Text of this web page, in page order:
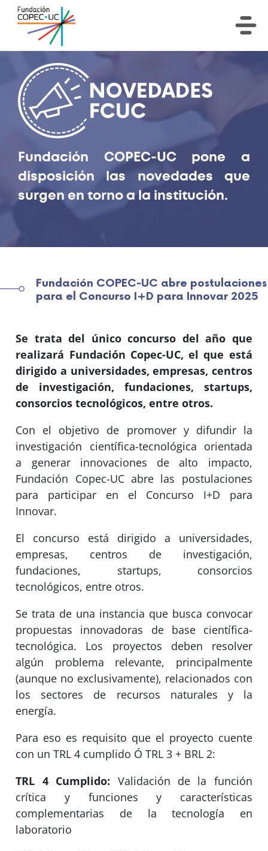
Fundación COPEC-UC pone a
disposición las novedades que
surgen en torno a la institución.
Fundación COPEC-UC abre postulaciones
para el Concurso I+D para Innovar 2025
Se trata del único concurso del año que
realizará Fundación Copec-UC, el que está
dirigido a universidades, empresas, centros
de investigación, fundaciones, startups,
consorcios tecnológicos, entre otros.
Con el objetivo de promover y difundir la
investigación científica-tecnológica orientada
a generar innovaciones de alto impacto,
Fundación Copec-UC abre las postulaciones
para participar en el Concurso I+D para
Innovar.
El concurso está dirigido a universidades,
empresas, centros de investigación,
fundaciones, startups, consorcios
tecnológicos, entre otros.
Se trata de una instancia que busca convocar
propuestas innovadoras de base científica-
tecnológica. Los proyectos deben resolver
algún problema relevante, principalmente
(aunque no exclusivamente), relacionados con
los sectores de recursos naturales y la
energía.
Para eso es requisito que el proyecto cuente
con un TRL 4 cumplido Ó TRL 3 + BRL 2:
TRL 4 Cumplido​: Validación de la función
crítica y funciones y características
complementarias de la tecnología en
laboratorio ​